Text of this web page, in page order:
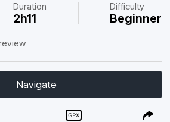
Duration
2h11
Difficulty
Beginner
Navigate